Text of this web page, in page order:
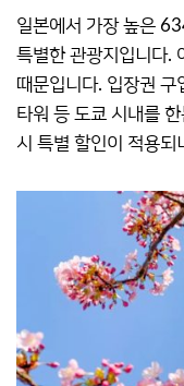
일본에서 가장 높은
특별한 관광지입니다.
때문입니다. 입장권 구
타워 등 도쿄 시내를
시 특별 할인이 적용되